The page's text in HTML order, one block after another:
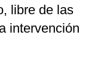
libre de las
intervención